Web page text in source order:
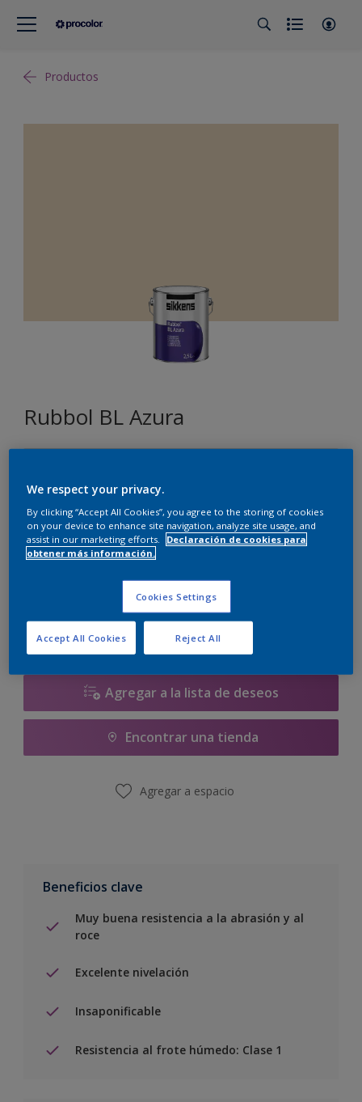
Productos
Rubbol BL Azura
Tamaño
1 litros
Calculadora de pintura
Calcular
Agregar a la lista de deseos
Encontrar una tienda
Agregar a espacio
Beneficios clave
Muy buena resistencia a la abrasión y al
roce
Excelente nivelación
Insaponificable
Resistencia al frote húmedo: Clase 1
We respect your privacy.
By clicking “Accept All Cookies”, you agree to the storing of cookies
on your device to enhance site navigation, analyze site usage, and
assist in our marketing efforts.
Declaración de cookies para
obtener más información.
Cookies Settings
Reject All
Accept All Cookies